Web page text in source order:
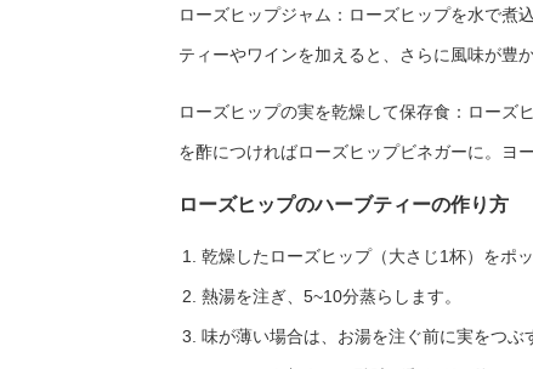
ローズヒップジャム：ローズヒップを水で煮
ティーやワインを加えると、さらに風味が豊
ローズヒップの実を乾燥して保存食：ローズ
を酢につければローズヒップビネガーに。ヨ
ローズヒップのハーブティーの作り方
乾燥したローズヒップ（大さじ1杯）をポッ
熱湯を注ぎ、5~10分蒸らします。
味が薄い場合は、お湯を注ぐ前に実をつぶ